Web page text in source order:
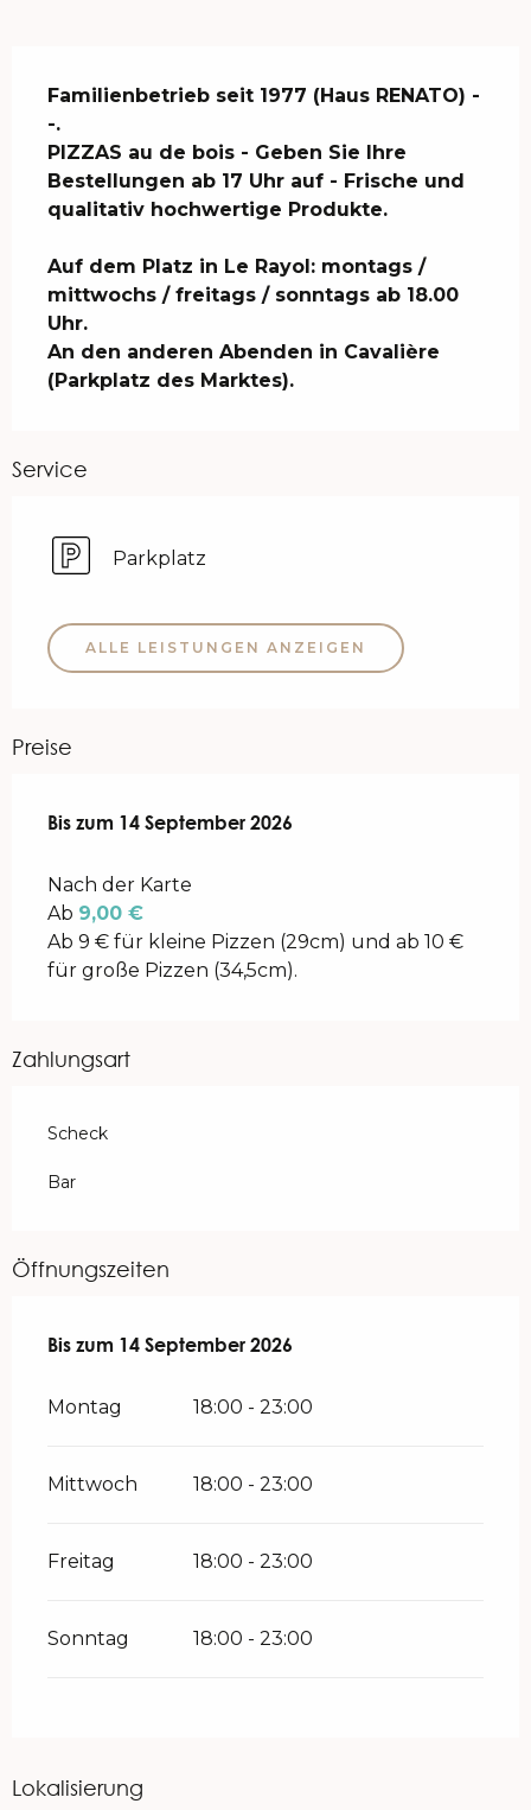
Familienbetrieb seit 1977 (Haus RENATO) -
-.
PIZZAS au de bois - Geben Sie Ihre
Bestellungen ab 17 Uhr auf - Frische und
qualitativ hochwertige Produkte.
Auf dem Platz in Le Rayol: montags /
mittwochs / freitags / sonntags ab 18.00
Uhr.
An den anderen Abenden in Cavalière
(Parkplatz des Marktes).
Service
Parkplatz
ALLE LEISTUNGEN ANZEIGEN
Preise
ab 1 Juni 2026bis zum14 September 2026
Bis zum 14 September 2026
Nach der Karte
Ab 9,00 €
Ab 9 € für kleine Pizzen (29cm) und ab 10 €
für große Pizzen (34,5cm).
Zahlungsart
Scheck
Bar
Öffnungszeiten
vom1 Mai 2026bis zum14 September 2026
Bis zum 14 September 2026
Montag 18:00 - 23:00
Mittwoch 18:00 - 23:00
Freitag 18:00 - 23:00
Sonntag 18:00 - 23:00
Lokalisierung